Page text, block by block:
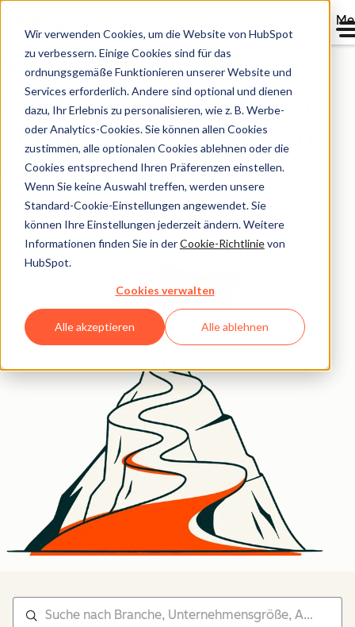
Wir verwenden Cookies, um die Website von HubSpot
zu verbessern. Einige Cookies sind für das
ordnungsgemäße Funktionieren unserer Website und
Services erforderlich. Andere sind optional und dienen
dazu, Ihr Erlebnis zu personalisieren, wie z. B. Werbe-
oder Analytics-Cookies. Sie können allen Cookies
zustimmen, alle optionalen Cookies ablehnen oder die
Cookies entsprechend Ihren Präferenzen einstellen.
Wenn Sie keine Auswahl treffen, werden unsere
Standard-Cookie-Einstellungen angewendet. Sie
können Ihre Einstellungen jederzeit ändern. Weitere
Informationen finden Sie in derCookie-Richtlinievon
HubSpot.
Cookies verwalten
Alle akzeptieren Alle ablehnen
Fallstudien-Startseite
Echtes Wachstum von
echten Unternehmen
So wachsen zahlreiche Unternehmen bereits nachhaltig
mit HubSpot.